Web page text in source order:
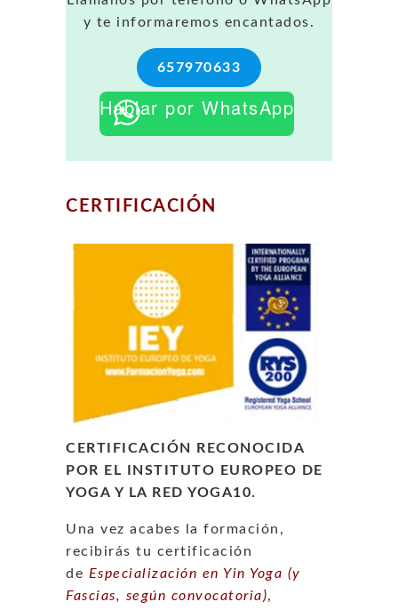
y te informaremos encantados.
657970633
Hablar por WhatsApp
CERTIFICACIÓN
CERTIFICACIÓN RECONOCIDA
POR EL INSTITUTO EUROPEO DE
YOGA Y LA RED YOGA10.
Una vez acabes la formación,
recibirás tu certificación
de Especialización en Yin Yoga (y
Fascias, según convocatoria),